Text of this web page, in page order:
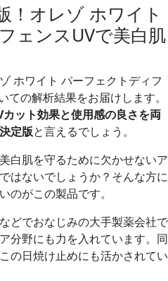
！オレゾ ホワイト
ェンスUVで美白肌
ホワイト パーフェクトディフ
ての解析結果をお届けします。
ット効果と使用感の良さを両
定版と言えるでしょう。
白肌を守るために欠かせないア
はないでしょうか？そんな方に
のがこの製品です。
どでおなじみの大手製薬会社で
分野にも力を入れています。同
の日焼け止めにも活かされてい